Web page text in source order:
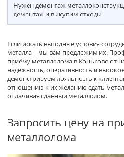
Нужен демонтаж
демонтаж и выкупим отходы.
Если искать выгодные условия
металла – мы вам предложим их.
приёму металлолома в Коньково от
надёжность, оперативность и
демонстрируем лояльность к
отношению к их желанию сдать
оплачивая сданный металлолом.
Запросить цену на
металлолома